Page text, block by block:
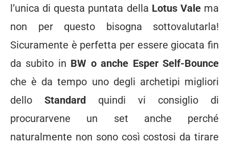
l’unica di questa puntata della Lotus Valema
non per questo bisogna sottovalutarla!
Sicuramente è perfetta per essere giocata fin
da subito in BW o anche Esper Self-Bounce
che è da tempo uno degli archetipi migliori
dello Standard quindi vi consiglio di
procurarvene un set anche perché
naturalmente non sono così costosi da tirare